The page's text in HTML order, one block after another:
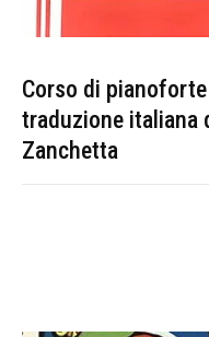
Corso di pianoforte
traduzione italiana
Zanchetta